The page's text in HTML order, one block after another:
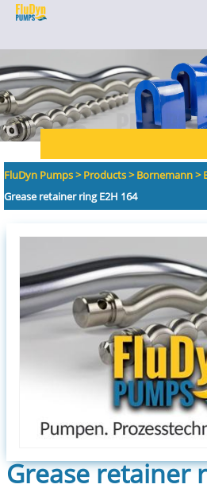
FluDyn Pumps>Products>Bornemann>
Grease retainer ring E2H 164
Grease retainer